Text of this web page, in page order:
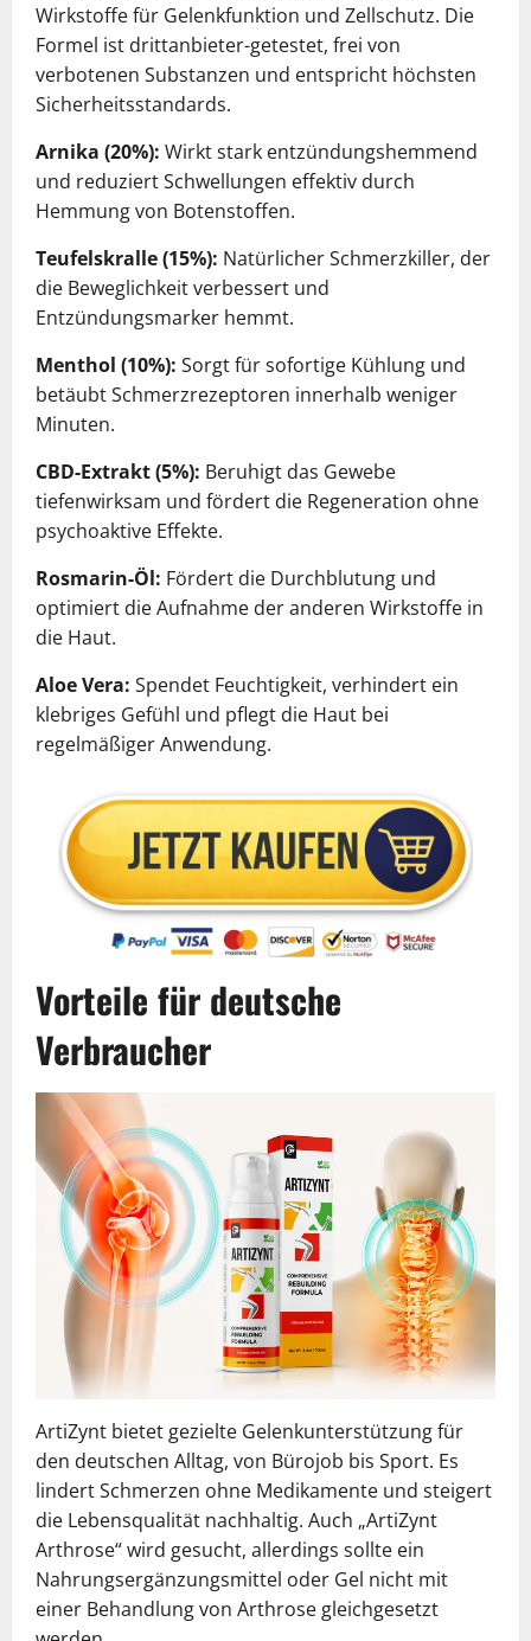
Wirkstoffe für Gelenkfunktion und Zellschutz. Die
Formel ist drittanbieter-getestet, frei von
verbotenen Substanzen und entspricht höchsten
Sicherheitsstandards.
Arnika (20%): Wirkt stark entzündungshemmend
und reduziert Schwellungen effektiv durch
Hemmung von Botenstoffen.
Teufelskralle (15%): Natürlicher Schmerzkiller, der
die Beweglichkeit verbessert und
Entzündungsmarker hemmt.
Menthol (10%): Sorgt für sofortige Kühlung und
betäubt Schmerzrezeptoren innerhalb weniger
Minuten.
CBD-Extrakt (5%): Beruhigt das Gewebe
tiefenwirksam und fördert die Regeneration ohne
psychoaktive Effekte.
Rosmarin-Öl: Fördert die Durchblutung und
optimiert die Aufnahme der anderen Wirkstoffe in
die Haut.
Aloe Vera: Spendet Feuchtigkeit, verhindert ein
klebriges Gefühl und pflegt die Haut bei
regelmäßiger Anwendung.
Vorteile für deutsche
Verbraucher
ArtiZynt bietet gezielte Gelenkunterstützung für
den deutschen Alltag, von Bürojob bis Sport. Es
lindert Schmerzen ohne Medikamente und steigert
die Lebensqualität nachhaltig. Auch „ArtiZynt
Arthrose“ wird gesucht, allerdings sollte ein
Nahrungsergänzungsmittel oder Gel nicht mit
einer Behandlung von Arthrose gleichgesetzt